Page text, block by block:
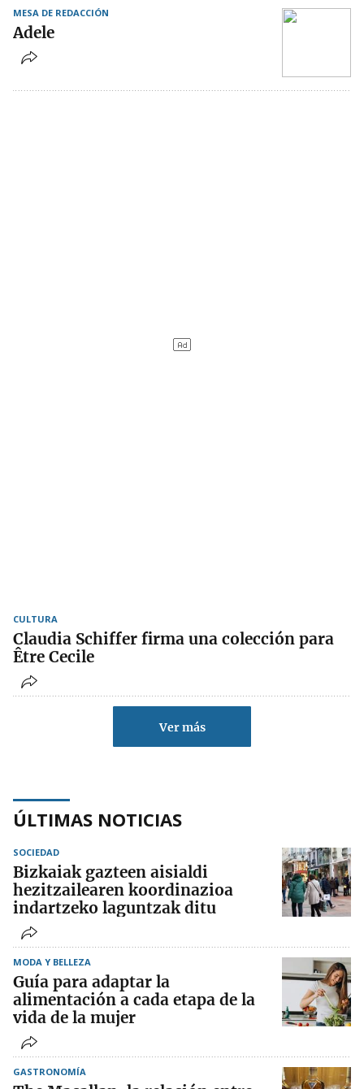
MESA DE REDACCIÓN
Adele
CULTURA
Claudia Schiffer firma una colección para
Être Cecile
Ver más
ÚLTIMAS NOTICIAS
SOCIEDAD
Bizkaiak gazteen aisialdi
hezitzailearen koordinazioa
indartzeko laguntzak ditu
MODA Y BELLEZA
Guía para adaptar la
alimentación a cada etapa de la
vida de la mujer
GASTRONOMÍA